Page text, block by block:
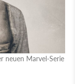
neuen Marvel-Serie